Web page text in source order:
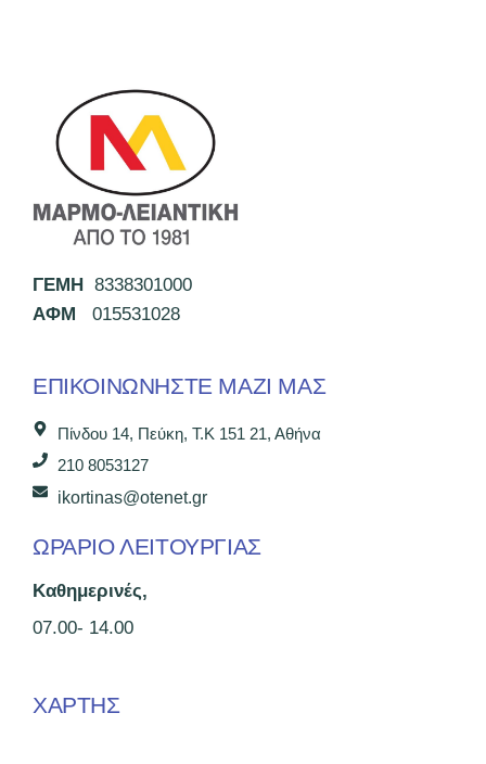
ΓΕΜΗ 8338301000
ΑΦΜ 015531028
ΕΠΙΚΟΙΝΩΝΉΣΤΕ ΜΑΖΊ ΜΑΣ
Πίνδου 14, Πεύκη, Τ.Κ 151 21, Αθήνα
210 8053127
ikortinas@otenet.gr
ΩΡΑΡΙΟ ΛΕΙΤΟΥΡΓΙΑΣ
Καθημερινές,
07.00- 14.00
ΧΑΡΤΗΣ